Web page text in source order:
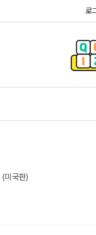
로
(미국판)